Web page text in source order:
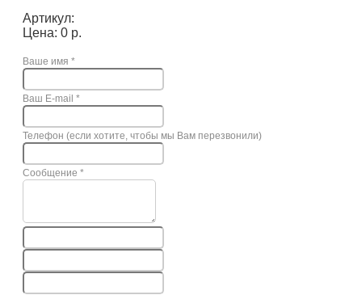
Артикул:
Цена: 0 р.
Ваше имя *
Ваш E-mail *
Телефон (если хотите, чтобы мы Вам перезвонили)
Сообщение *